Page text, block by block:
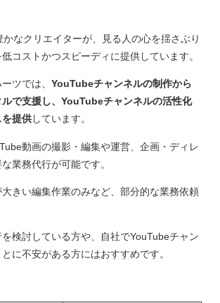
なクリエイターが、見る人の心を揺さぶり
コストかつスピーディに提供しています。
ツでは、YouTubeチャンネルの制作から
で支援し、YouTubeチャンネルの活性化
を提供しています。
動画の撮影・編集や運営、企画・ディレ
業務代行が可能です。
大きい編集作業のみなど、部分的な業務依頼
検討している方や、自社でYouTubeチャン
に不安がある方にはおすすめです。